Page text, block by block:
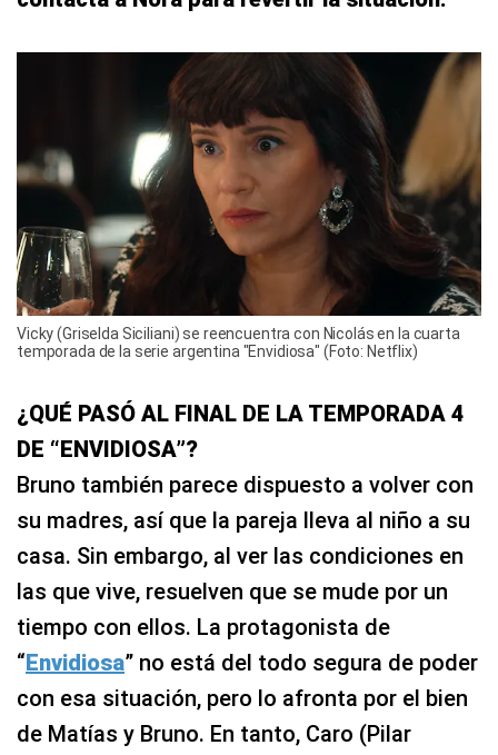
Vicky (Griselda Siciliani) se reencuentra con Nicolás en la cuarta
temporada de la serie argentina "Envidiosa" (Foto: Netflix)
¿QUÉ PASÓ AL FINAL DE LA TEMPORADA 4
DE “ENVIDIOSA”?
Bruno también parece dispuesto a volver con
su madres, así que la pareja lleva al niño a su
casa. Sin embargo, al ver las condiciones en
las que vive, resuelven que se mude por un
tiempo con ellos. La protagonista de
“Envidiosa” no está del todo segura de poder
con esa situación, pero lo afronta por el bien
de Matías y Bruno. En tanto, Caro (Pilar